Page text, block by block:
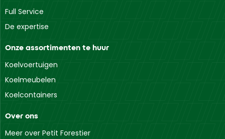
Full Service
De expertise
Onze assortimenten te huur
Koelvoertuigen
Koelmeubelen
Koelcontainers
Over ons
Meer over Petit Forestier